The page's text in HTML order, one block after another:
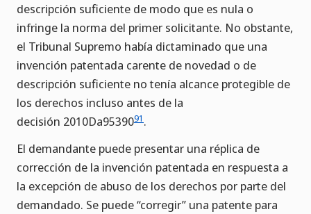
descripción suficiente de modo que es nula o
infringe la norma del primer solicitante. No obstante,
el Tribunal Supremo había dictaminado que una
invención patentada carente de novedad o de
descripción suficiente no tenía alcance protegible de
los derechos incluso antes de la
decisión 2010Da9539091 .
El demandante puede presentar una réplica de
corrección de la invención patentada en respuesta a
la excepción de abuso de los derechos por parte del
demandado. Se puede “corregir” una patente para